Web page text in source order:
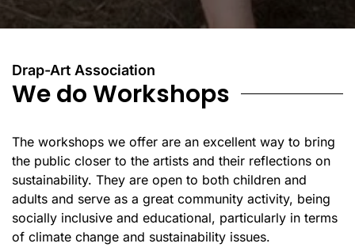
Drap-Art Association
We do Workshops
The workshops we offer are an excellent way to bring
the public closer to the artists and their reflections on
sustainability. They are open to both children and
adults and serve as a great community activity, being
socially inclusive and educational, particularly in terms
of climate change and sustainability issues.